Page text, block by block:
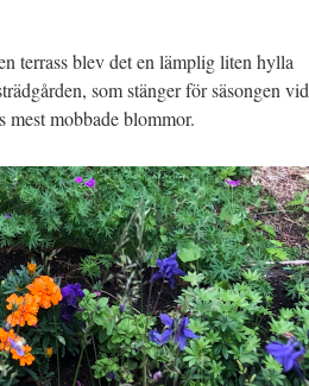
terrass blev det en lämplig liten hylla
som stänger för säsongen vid
mest mobbade blommor.